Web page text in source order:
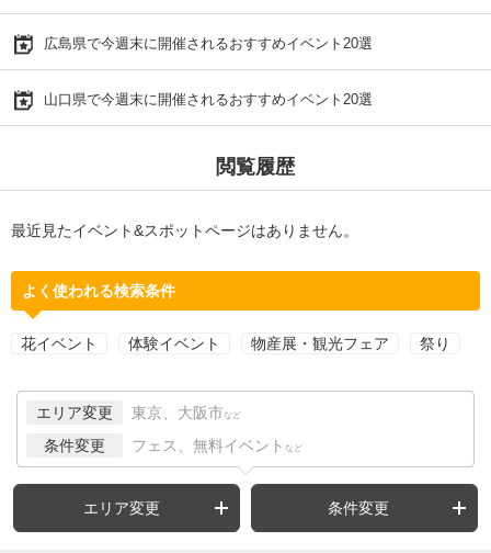
広島県で今週末に開催されるおすすめイベント20選
山口県で今週末に開催されるおすすめイベント20選
閲覧履歴
最近見たイベント&スポットページはありません。
よく使われる検索条件
花イベント 体験イベント 物産展・観光フェア 祭り
エリア変更 東京、大阪市 など
条件変更 フェス、無料イベント など
エリア変更 条件変更